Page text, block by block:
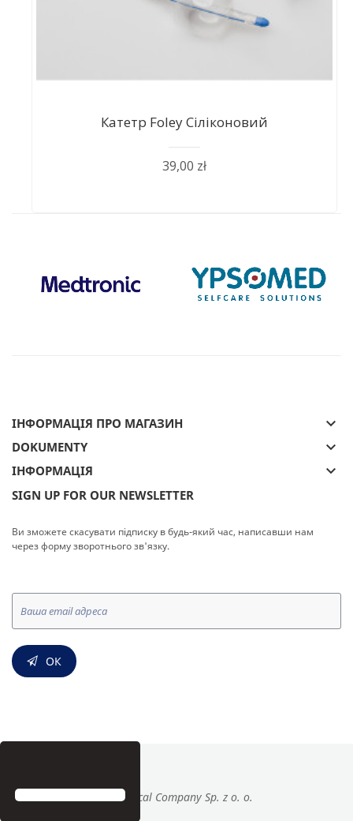
Катетр Foley Сіліконовий
39,00 zł
ІНФОРМАЦІЯ ПРО МАГАЗИН keyboard_arrow_down
DOKUMENTY keyboard_arrow_down
ІНФОРМАЦІЯ keyboard_arrow_down
SIGN UP FOR OUR NEWSLETTER
Ви зможете скасувати підписку в будь-який час, написавши нам
через форму зворотнього зв'язку.
ОК
© Medical Company Sp. z o. o.